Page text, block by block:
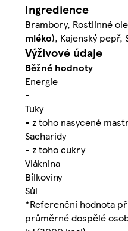
Ingredience
Brambory, Rostlinné
mléko), Kajenský pepř,
Výživové údaje
Běžné hodnoty
Energie
-
Tuky
- z toho nasycené
Sacharidy
- z toho cukry
Vláknina
Bílkoviny
Sůl
*Referenční hodnota
průměrné dospělé